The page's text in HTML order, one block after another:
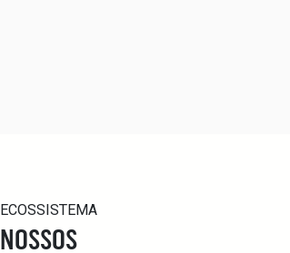
ECOSSISTEMA
NOSSOS